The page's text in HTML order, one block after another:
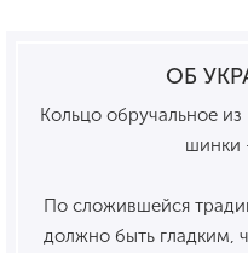
ОБ
Кольцо обручальное
шинки
По сложившейся
должно быть гладким,